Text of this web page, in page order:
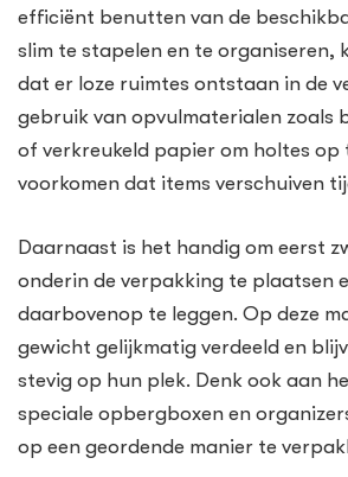
efficiënt benutten van de
slim te stapelen en te organiseren,
dat er loze ruimtes ontstaan in de
gebruik van opvulmaterialen zoals
of verkreukeld papier om holtes op
voorkomen dat items verschuiven
Daarnaast is het handig om eerst
onderin de verpakking te plaatsen
daarbovenop te leggen. Op deze
gewicht gelijkmatig verdeeld en
stevig op hun plek. Denk ook aan
speciale opbergboxen en
op een geordende manier te